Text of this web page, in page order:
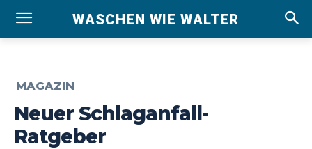
WASCHEN WIE WALTER
MAGAZIN
Neuer Schlaganfall-
Ratgeber